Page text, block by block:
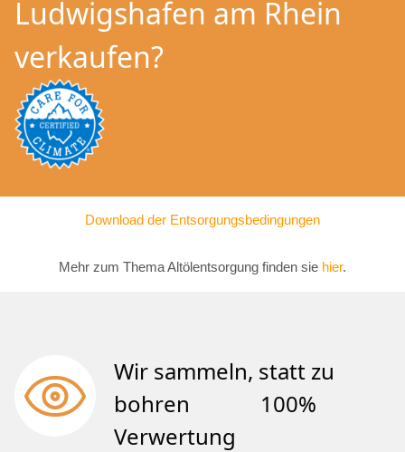
Ludwigshafen am Rhein
verkaufen?
Download der Entsorgungsbedingungen
Mehr zum Thema Altölentsorgung finden sie hier.
Wir sammeln, statt zu
bohren 100%
Verwertung